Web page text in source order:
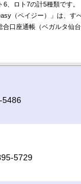
、ロト7の計5種類です。
（ペイジー）」は、す
口座通帳（ベガルタ仙
5486
5729